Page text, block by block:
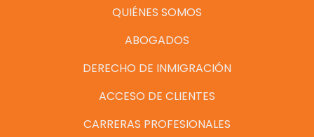
QUIÉNES SOMOS
ABOGADOS
DERECHO DE INMIGRACIÓN
ACCESO DE CLIENTES
CARRERAS PROFESIONALES